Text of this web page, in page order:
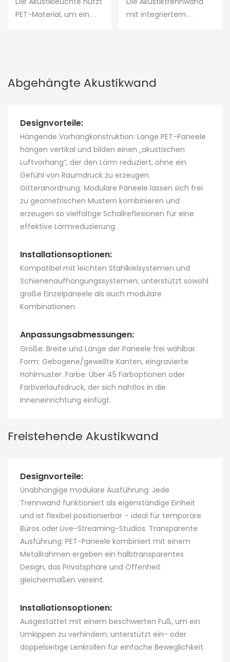
unterschiedlichste
Räume ein. Ideal für
Bereiche ab und
verbessern gleichzeitig
Installation ist einfach
und sicher.
PET-Filz, Innovative
PET-Material, um ein
Beleuchtung und
verfügt über integrierte
sanftes Licht und
schallabsorbierende
Effekte sorgen – für ein
doppeltes
Komforterlebnis aus
Schallschutzwände
mit integriertem
konzentrierter
Akustikfilz, vereint sie
hervorragende
Schallabsorption mit
einem eleganten und
auch für persönliche
Ruhezonen – ideal für
Büros, Klassenzimmer,
Abgehängte Akustikwand
Designvorteile:
Hängende Vorhangkonstruktion: Lange PET-Paneele
hängen vertikal und bilden einen „akustischen
Luftvorhang“, der den Lärm reduziert, ohne ein
Gefühl von Raumdruck zu erzeugen.
Gitteranordnung: Modulare Paneele lassen sich frei
zu geometrischen Mustern kombinieren und
erzeugen so vielfältige Schallreflexionen für eine
effektive Lärmreduzierung.
Installationsoptionen:
Kompatibel mit leichten Stahlkielsystemen und
Schienenaufhängungssystemen; unterstützt sowohl
große Einzelpaneele als auch modulare
Kombinationen.
Anpassungsabmessungen:
Größe: Breite und Länge der Paneele frei wählbar.
Form: Gebogene/gewellte Kanten, eingravierte
Hohlmuster. Farbe: Über 45 Farboptionen oder
Farbverlaufsdruck, der sich nahtlos in die
Inneneinrichtung einfügt.
Freistehende Akustikwand
Designvorteile:
Unabhängige modulare Ausführung: Jede
Trennwand funktioniert als eigenständige Einheit
und ist flexibel positionierbar – ideal für temporäre
Büros oder Live-Streaming-Studios. Transparente
Ausführung: PET-Paneele kombiniert mit einem
Metallrahmen ergeben ein halbtransparentes
Design, das Privatsphäre und Offenheit
gleichermaßen vereint.
Installationsoptionen:
Ausgestattet mit einem beschwerten Fuß, um ein
Umkippen zu verhindern; unterstützt ein- oder
doppelseitige Lenkrollen für einfache Beweglichkeit.